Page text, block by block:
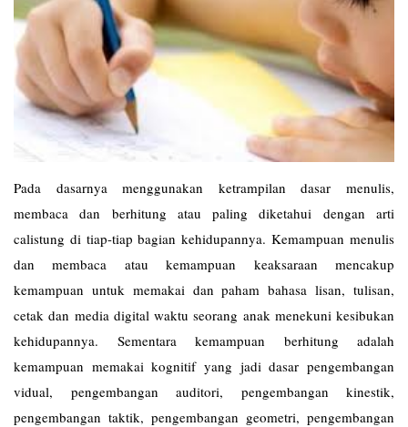
Pada dasarnya menggunakan ketrampilan dasar menulis,
membaca dan berhitung atau paling diketahui dengan arti
calistung di tiap-tiap bagian kehidupannya. Kemampuan menulis
dan membaca atau kemampuan keaksaraan mencakup
kemampuan untuk memakai dan paham bahasa lisan, tulisan,
cetak dan media digital waktu seorang anak menekuni kesibukan
kehidupannya. Sementara kemampuan berhitung adalah
kemampuan memakai kognitif yang jadi dasar pengembangan
vidual, pengembangan auditori, pengembangan kinestik,
pengembangan taktik, pengembangan geometri, pengembangan